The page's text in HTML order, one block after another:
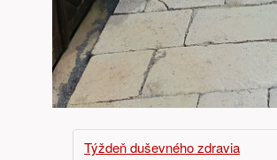
Týždeň duševného zdravia